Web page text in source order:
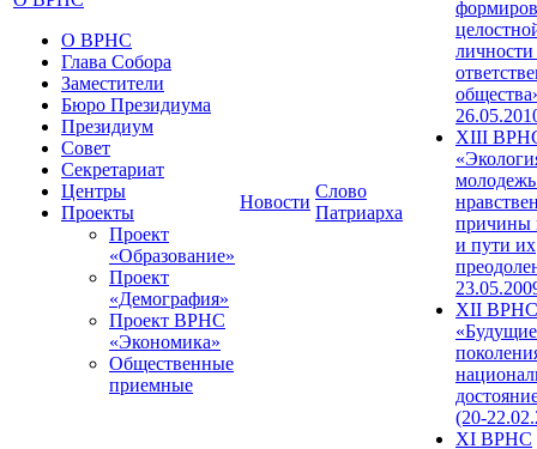
О ВРНС
Глава Собора
Заместители
Бюро Президиума
Президиум
Совет
Секретариат
Центры
Проекты
Проект
«Образование»
Проект
«Демография»
Проект ВРНС
«Экономика»
Общественные
приемные
Новости
Слово
Патриарха
XIII
причины
и пути их
XII ВРНС
«Будущие
(20-
XI ВРНС